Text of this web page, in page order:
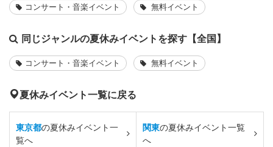
コンサート・音楽イベント 無料イベント
同じジャンルの夏休みイベントを探す【全国】
コンサート・音楽イベント 無料イベント
夏休みイベント一覧に戻る
東京都の夏休みイベント一
覧へ
関東の夏休みイベント一覧
へ